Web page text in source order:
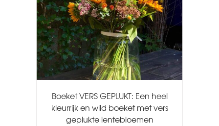
Boeket VERS GEPLUKT: Een heel
kleurrijk en wild boeket met vers
geplukte lentebloemen